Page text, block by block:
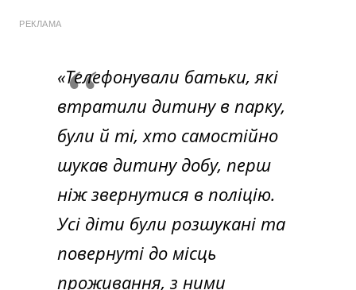
РЕКЛАМА
«Телефонували батьки, які
втратили дитину в парку,
були й ті, хто самостійно
шукав дитину добу, перш
ніж звернутися в поліцію.
Усі діти були розшукані та
повернуті до місць
проживання, з ними